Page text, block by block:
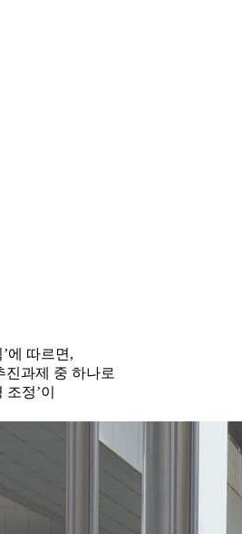
에 따르면,
진과제 중 하나로
정’이